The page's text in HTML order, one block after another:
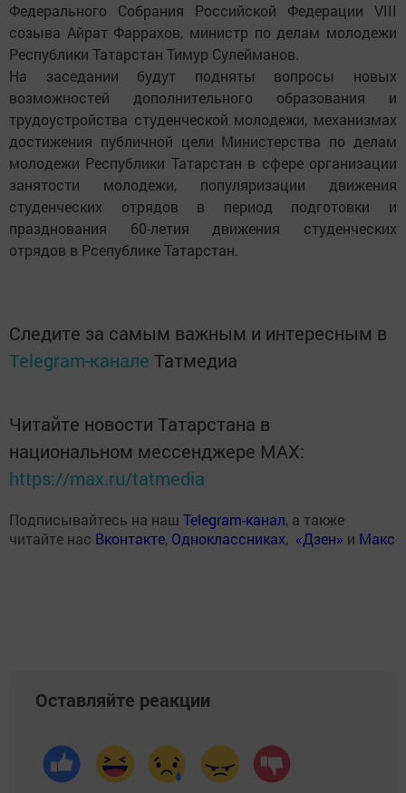
Федерального Собрания Российской Федерации VIII
созыва Айрат Фаррахов, министр по делам молодежи
Республики Татарстан Тимур Сулейманов.
На заседании будут подняты вопросы новых
возможностей дополнительного образования и
трудоустройства студенческой молодежи, механизмах
достижения публичной цели Министерства по делам
молодежи Республики Татарстан в сфере организации
занятости молодежи, популяризации движения
студенческих отрядов в период подготовки и
празднования 60-летия движения студенческих
отрядов в Рсепублике Татарстан.
Следите за самым важным и интересным в
Telegram-канале Татмедиа
Читайте новости Татарстана в
национальном мессенджере MАХ:
https://max.ru/tatmedia
Подписывайтесь на наш Telegram-канал, а также
читайте нас Вконтакте, Одноклассниках, «Дзен» и Макс
Оставляйте реакции